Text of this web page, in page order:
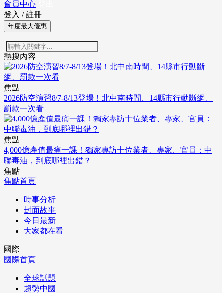
會員中心
登入 / 註冊
年度最大優惠
熱搜內容
焦點
2026防空演習8/7-8/13登場！北中南時間、14縣市行動斷網、
罰款一次看
焦點
4,000億產值最痛一課！獨家專訪十位業者、專家、官員：中
聯毒油，到底哪裡出錯？
焦點
焦點首頁
時事分析
封面故事
今日最新
大家都在看
國際
國際首頁
全球話題
趨勢中國